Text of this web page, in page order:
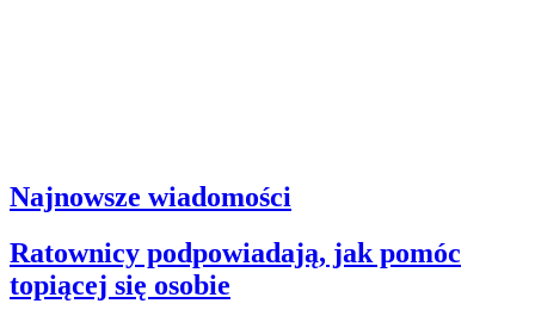
Najnowsze wiadomości
Ratownicy podpowiadają, jak pomóc
topiącej się osobie